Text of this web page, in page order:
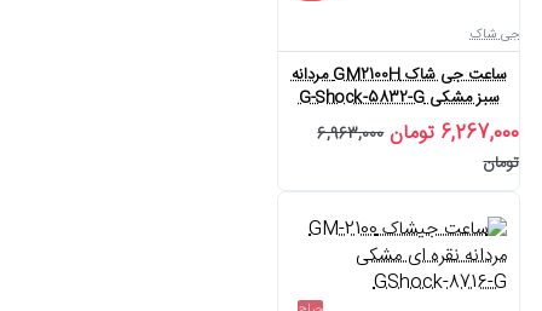
جی شاک
ساعت جی شاک GM2100H مردانه
سبز مشکی G-Shock-5832-G
6,267,000 تومان
6,963,000
تومان